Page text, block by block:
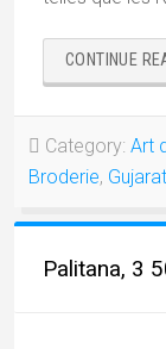
CONTINUE
Category: Art
Broderie, Gujarat
Palitana, 3